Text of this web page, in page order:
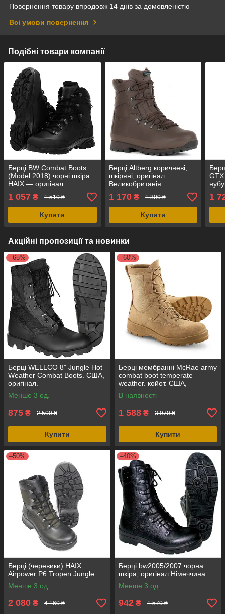
Повернення товару впродовж 14 днів за домовленістю
Всі умови повернення
Подібні товари компанії
Берці BW Combat Boots
(Model 2018) чорні шкіра
HAIX — оригінал
Німеччина
1 057 ₴ 1 510 ₴
Купити
Берці Altberg коричневі,
шкіряні, оригінал
Великобританія
1 170₴ 1 300 ₴
Купити
GTX
1
Акційні пропозиції та новинки
–65%
Берці WELLCO 8" Jungle Hot
Weather Combat Boots. США,
оригінал.
Менше 3 од.
875 ₴ 2 500 ₴
Купити
–60%
Берці мембранні McRae army
combat boot temperate
weather. койот. США,
оригінал.
В наявності
1 588 ₴ 3 970 ₴
Купити
–50%
Берці (черевики) HAIX
Airpower P6 Tropen Jungle
Менше 3 од.
2 080 ₴ 4 160 ₴
–40%
Берці bw2005/2007 чорна
шкіра, оригінал Німеччина
Менше 3 од.
942 ₴ 1 570 ₴